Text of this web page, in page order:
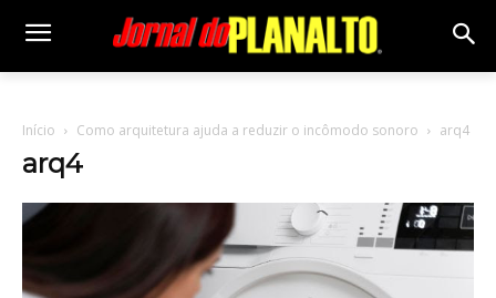
Início Como arquitetura ajuda a reduzir o incômodo sonoro arq4
arq4